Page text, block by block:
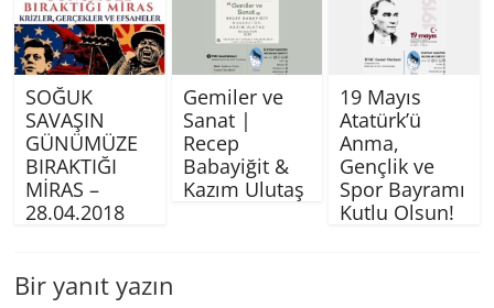
SOĞUK
SAVAŞIN
GÜNÜMÜZE
BIRAKTIĞI
MİRAS –
28.04.2018
Gemiler ve
Sanat |
Recep
Babayiğit &
Kazım Ulutaş
19 Mayıs
Atatürk’ü
Anma,
Gençlik ve
Spor Bayramı
Kutlu Olsun!
Bir yanıt yazın